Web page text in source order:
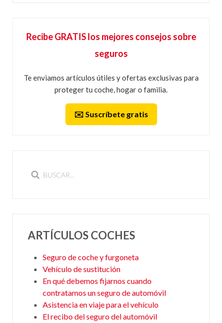
Recibe GRATIS los mejores consejos sobre
seguros
Te enviamos artículos útiles y ofertas exclusivas para
proteger tu coche, hogar o familia.
✉️ Suscríbete gratis
ARTÍCULOS COCHES
Seguro de coche y furgoneta
Vehículo de sustitución
En qué debemos fijarnos cuando
contratamos un seguro de automóvil
Asistencia en viaje para el vehículo
El recibo del seguro del automóvil